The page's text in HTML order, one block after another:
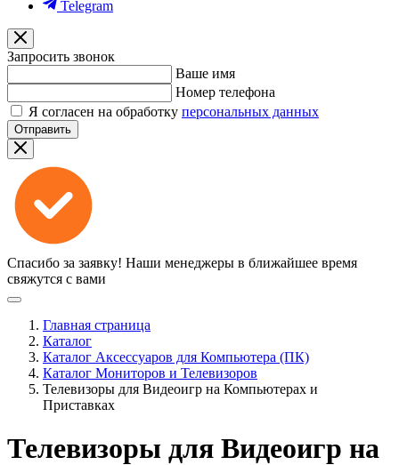
Telegram
Запросить звонок
Ваше имя
Номер телефона
Я согласен на обработку персональных данных
Отправить
Спасибо за заявку! Наши менеджеры в ближайшее время
свяжутся с вами
Главная страница
Каталог
Каталог Аксессуаров для Компьютера (ПК)
Каталог Мониторов и Телевизоров
Телевизоры для Видеоигр на Компьютерах и
Приставках
Телевизоры для Видеоигр на